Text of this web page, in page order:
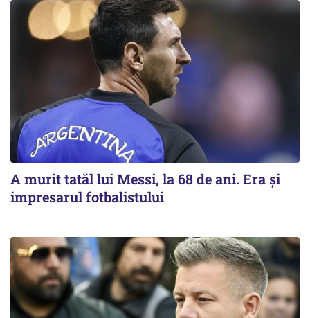
A murit tatăl lui Messi, la 68 de ani. Era și
impresarul fotbalistului